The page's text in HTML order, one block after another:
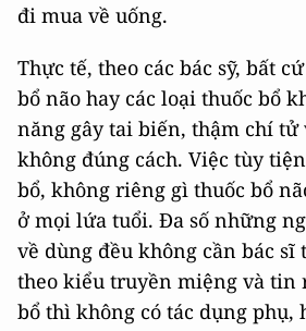
đi mua về uống.
Thực tế, theo các bác sỹ, bất
bổ não hay các loại thuốc bổ
năng gây tai biến, thậm chí tử
không đúng cách. Việc tùy
bổ, không riêng gì thuốc bổ
ở mọi lứa tuổi. Đa số những
về dùng đều không cần bác sĩ
theo kiểu truyền miệng và tin
bổ thì không có tác dụng phụ,